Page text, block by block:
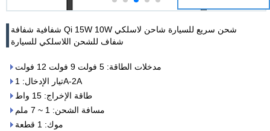
شفافية شفافة Qi 15W 10W شحن سريع للسيارة شاحن لاسلكي
شفاف للشحن اللاسلكي للسيارة
مدخلات الطاقة: 5 فولت 9 فولت 12 فولت
تيار الإدخال: 1A-2A
طاقة الإخراج: 15 واط
مسافة الشحن: 1 ~ 7 ملم
موك: 1 قطعة